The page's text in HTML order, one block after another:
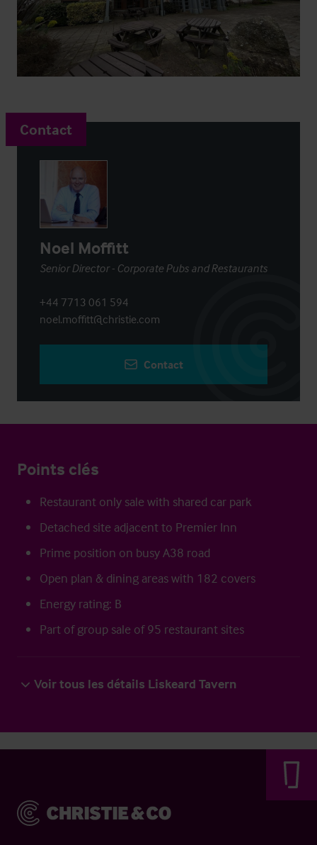
Contact
Noel Moffitt
Senior Director - Corporate Pubs and Restaurants
+44 7713 061 594
noel.moffitt@christie.com
Contact
Points clés
Restaurant only sale with shared car park
Detached site adjacent to Premier Inn
Prime position on busy A38 road
Open plan & dining areas with 182 covers
Energy rating: B
Part of group sale of 95 restaurant sites
Voir tous les détails Liskeard Tavern